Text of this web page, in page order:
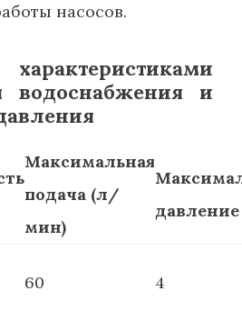
насосов.
водоснабжения и
Максимальная
подача (л/
мин)
давление
60 4